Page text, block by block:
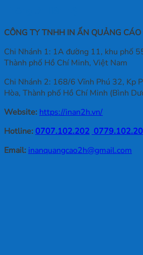
CÔNG TY TNHH IN ẤN QUẢNG
Chi Nhánh 1: 1A đường 11, khu phố
Thành phố Hồ Chí Minh, Việt Nam
Chi Nhánh 2: 168/6 Vĩnh Phú 32, Kp
Hòa, Thành phố Hồ Chí Minh (Bình
Website: https://inan2h.vn/
Hotline: 0707.102.202
Email: inanquangcao2h@gmail.com